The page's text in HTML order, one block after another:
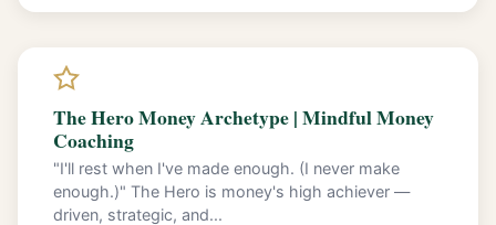
The Hero Money Archetype | Mindful Money
Coaching
"I'll rest when I've made enough. (I never make
enough.)" The Hero is money's high achiever —
driven, strategic, and...